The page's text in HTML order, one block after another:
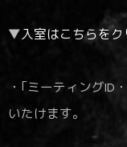
▼入室はこちらをク
・｢ミーティングID
いたけます。